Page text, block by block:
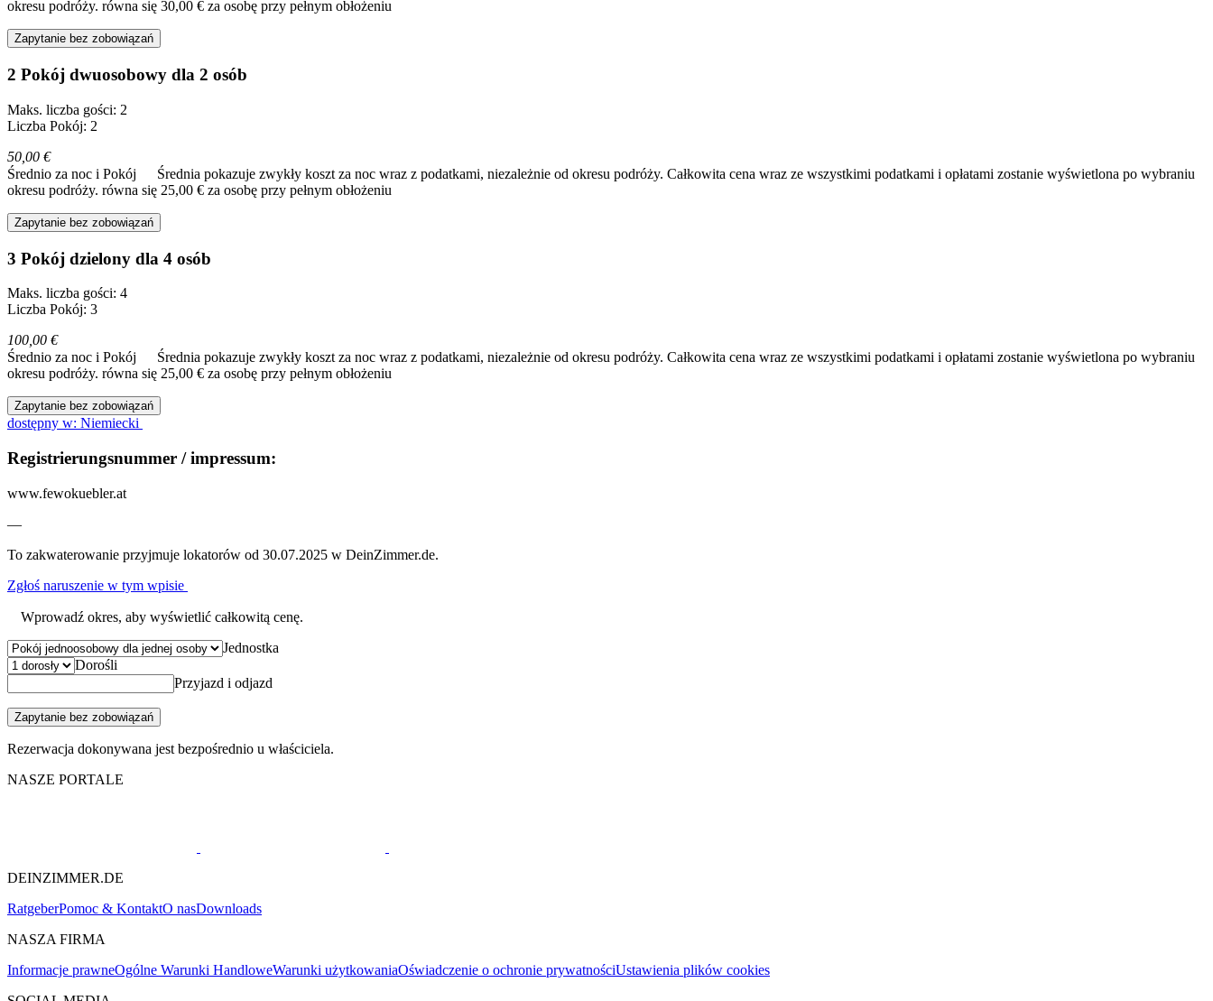
okresu podróży. równa się 30,00 € za osobę przy pełnym obłożeniu
Zapytanie bez zobowiązań
2 Pokój dwuosobowy dla 2 osób
Maks. liczba gości: 2
Liczba Pokój: 2
50,00 €
Średnio za noc i Pokój
Średnia pokazuje zwykły koszt za noc wraz z podatkami, niezależnie od okresu podróży. Całkowita cena wraz ze wszystkimi podatkami i opłatami zostanie wyświetlona po wybraniu
okresu podróży. równa się 25,00 € za osobę przy pełnym obłożeniu
Zapytanie bez zobowiązań
3 Pokój dzielony dla 4 osób
Maks. liczba gości: 4
Liczba Pokój: 3
100,00 €
Średnio za noc i Pokój
Średnia pokazuje zwykły koszt za noc wraz z podatkami, niezależnie od okresu podróży. Całkowita cena wraz ze wszystkimi podatkami i opłatami zostanie wyświetlona po wybraniu
okresu podróży. równa się 25,00 € za osobę przy pełnym obłożeniu
Zapytanie bez zobowiązań
dostępny w: Niemiecki
Registrierungsnummer / impressum:
www.fewokuebler.at
—
To zakwaterowanie przyjmuje lokatorów od 30.07.2025 w DeinZimmer.de.
Zgłoś naruszenie w tym wpisie
Wprowadź okres, aby wyświetlić całkowitą cenę.
Jednostka
Dorośli
Przyjazd i odjazd
Zapytanie bez zobowiązań
Rezerwacja dokonywana jest bezpośrednio u właściciela.
NASZE PORTALE
DEINZIMMER.DE
RatgeberPomoc & KontaktO nasDownloads
NASZA FIRMA
Informacje prawneOgólne Warunki HandloweWarunki użytkowaniaOświadczenie o ochronie prywatnościUstawienia plików cookies